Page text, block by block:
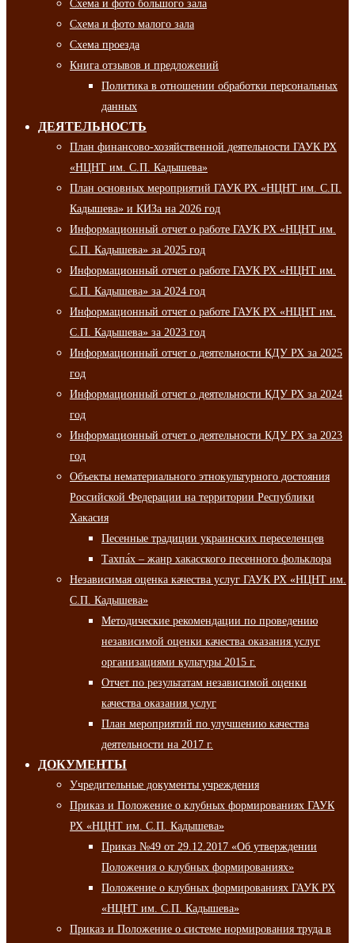
Схема и фото большого зала
Схема и фото малого зала
Схема проезда
Книга отзывов и предложений
Политика в отношении обработки персональных
данных
ДЕЯТЕЛЬНОСТЬ
План финансово-хозяйственной деятельности ГАУК РХ
«НЦНТ им. С.П. Кадышева»
План основных мероприятий ГАУК РХ «НЦНТ им. С.П.
Кадышева» и КИЗа на 2026 год
Информационный отчет о работе ГАУК РХ «НЦНТ им.
С.П. Кадышева» за 2025 год
Информационный отчет о работе ГАУК РХ «НЦНТ им.
С.П. Кадышева» за 2024 год
Информационный отчет о работе ГАУК РХ «НЦНТ им.
С.П. Кадышева» за 2023 год
Информационный отчет о деятельности КДУ РХ за 2025
год
Информационный отчет о деятельности КДУ РХ за 2024
год
Информационный отчет о деятельности КДУ РХ за 2023
год
Объекты нематериального этнокультурного достояния
Российской Федерации на территории Республики
Хакасия
Песенные традиции украинских переселенцев
Тахпа́х – жанр хакасского песенного фольклора
Независимая оценка качества услуг ГАУК РХ «НЦНТ им.
С.П. Кадышева»
Методические рекомендации по проведению
независимой оценки качества оказания услуг
организациями культуры 2015 г.
Отчет по результатам независимой оценки
качества оказания услуг
План мероприятий по улучшению качества
деятельности на 2017 г.
ДОКУМЕНТЫ
Учредительные документы учреждения
Приказ и Положение о клубных формированиях ГАУК
РХ «НЦНТ им. С.П. Кадышева»
Приказ №49 от 29.12.2017 «Об утверждении
Положения о клубных формированиях»
Положение о клубных формированиях ГАУК РХ
«НЦНТ им. С.П. Кадышева»
Приказ и Положение о системе нормирования труда в